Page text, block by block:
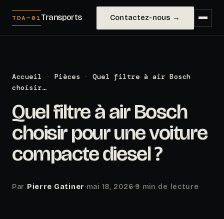
TDA—01Transports Contactez-nous →
Accueil · Pièces ·
Quel filtre à air Bosch
choisir…
Quel filtre à air Bosch
choisir pour une voiture
compacte diesel ?
Par Pierre Gatiner·mai 18, 2026·9 min de lecture